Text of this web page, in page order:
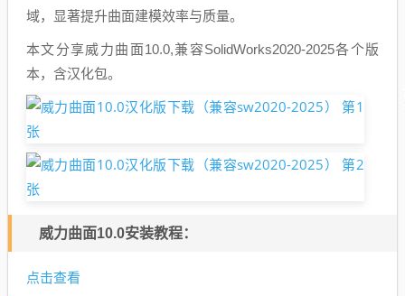
域，显著提升曲面建模效率与质量。
本文分享威力曲面10.0,兼容SolidWorks2020-2025各个版
本，含汉化包。
威力曲面10.0安装教程：
点击查看